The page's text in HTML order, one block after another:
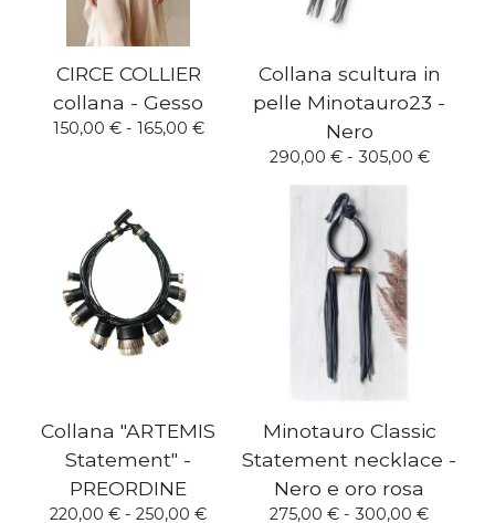
CIRCE COLLIER
collana - Gesso
150,00 €- 165,00 €
Collana scultura in
pelle Minotauro23 -
Nero
290,00 €- 305,00 €
Collana "ARTEMIS
Statement" -
PREORDINE
220,00 € - 250,00 €
Minotauro Classic
Statement necklace -
Nero e oro rosa
275,00 € - 300,00 €